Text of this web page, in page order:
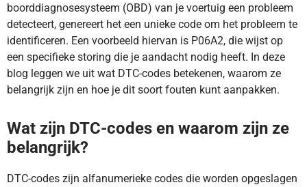
boorddiagnosesysteem (OBD) van je voertuig een probleem
detecteert, genereert het een unieke code om het probleem te
identificeren. Een voorbeeld hiervan is P06A2, die wijst op
een specifieke storing die je aandacht nodig heeft. In deze
blog leggen we uit wat DTC-codes betekenen, waarom ze
belangrijk zijn en hoe je dit soort fouten kunt aanpakken.
Wat zijn DTC-codes en waarom zijn ze
belangrijk?
DTC-codes zijn alfanumerieke codes die worden opgeslagen